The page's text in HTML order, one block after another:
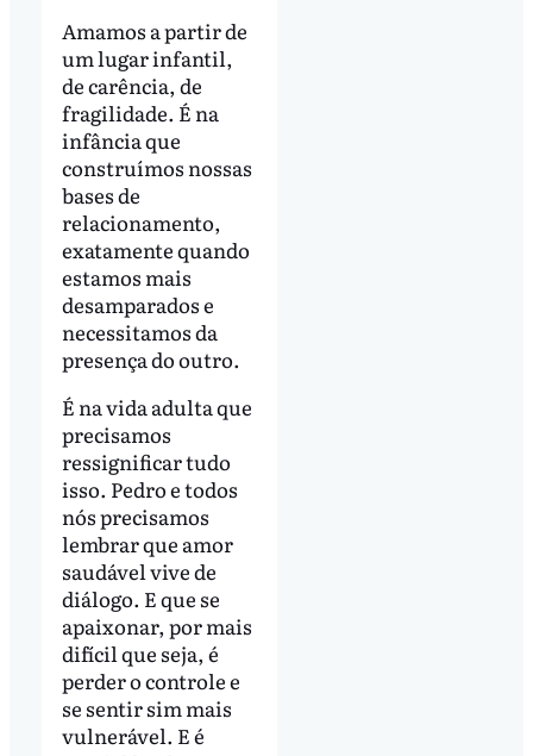
Amamos a partir de
um lugar infantil,
de carência, de
fragilidade. É na
infância que
construímos nossas
bases de
relacionamento,
exatamente quando
estamos mais
desamparados e
necessitamos da
presença do outro.
É na vida adulta que
precisamos
ressignificar tudo
isso. Pedro e todos
nós precisamos
lembrar que amor
saudável vive de
diálogo. E que se
apaixonar, por mais
difícil que seja, é
perder o controle e
se sentir sim mais
vulnerável. E é